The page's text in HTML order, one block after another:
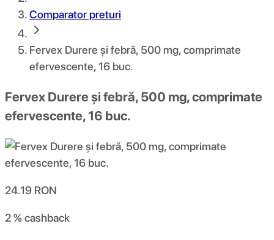
Comparator preturi
Fervex Durere și febră, 500 mg, comprimate
efervescente, 16 buc.
Fervex Durere și febră, 500 mg, comprimate
efervescente, 16 buc.
24.19 RON
2 %cashback